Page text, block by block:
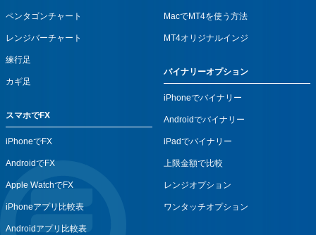
ペンタゴンチャート
レンジバーチャート
練行足
カギ足
スマホでFX
iPhoneでFX
AndroidでFX
Apple WatchでFX
iPhoneアプリ比較表
Androidアプリ比較表
MacでMT4を使う方法
MT4オリジナルインジ
バイナリーオプション
iPhoneでバイナリー
Androidでバイナリー
iPadでバイナリー
上限金額で比較
レンジオプション
ワンタッチオプション